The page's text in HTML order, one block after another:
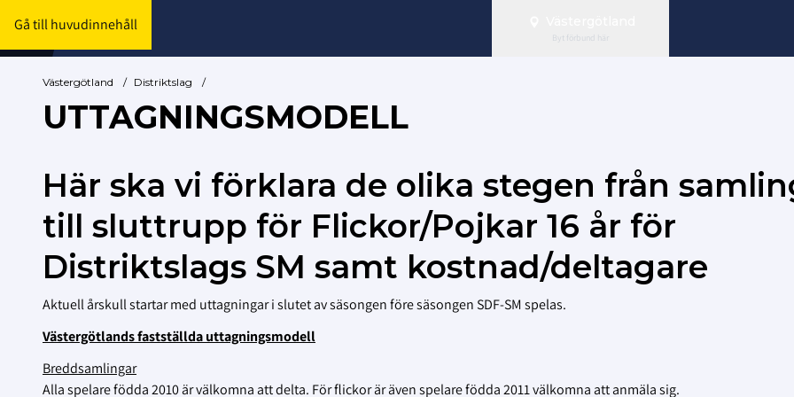
Gå till huvudinnehåll
Byt förbund här
Västergötland / Distriktslag /
UTTAGNINGSMODELL
Här ska vi förklara de olika stegen från
till sluttrupp för Flickor/Pojkar 16 år för
Distriktslags SM samt kostnad/deltagare
Aktuell årskull startar med uttagningar i slutet av säsongen före säsongen SDF-SM spelas.
Västergötlands fastställda uttagningsmodell
Breddsamlingar
Alla spelare födda 2010 är välkomna att delta. För flickor är även spelare födda 2011 välkomna att anmäla sig.